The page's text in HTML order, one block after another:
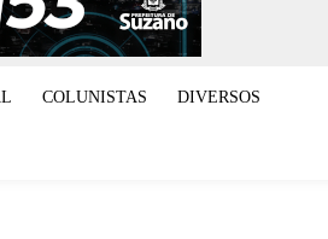
COLUNISTAS DIVERSOS